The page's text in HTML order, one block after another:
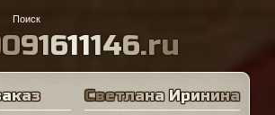
091611146.ru
аказ Светлана Иринина